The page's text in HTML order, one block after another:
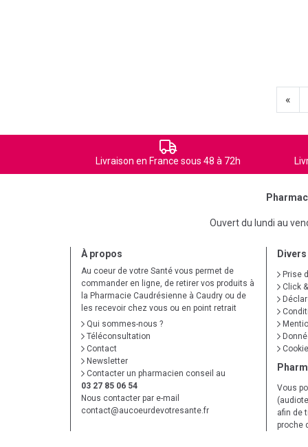
«
Livraison en France sous 48 à 72h
Ouvert du lundi au
À propos
Au coeur de votre Santé vous permet de
commander en ligne, de retirer vos produits à
la Pharmacie Caudrésienne à Caudry ou de
les recevoir chez vous ou en point retrait
Qui sommes-nous ?
Téléconsultation
Contact
Newsletter
Contacter un pharmacien conseil au
03 27 85 06 54
Nous contacter par e-mail
contact@aucoeurdevotresante.fr
Divers
Prise
Click
Vous
afin de
proche